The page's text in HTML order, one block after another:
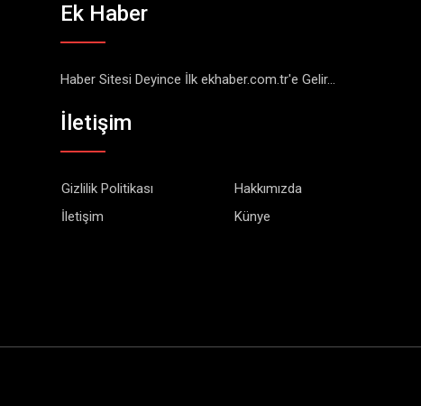
Ek Haber
Haber Sitesi Deyince İlk ekhaber.com.tr'e Gelir...
İletişim
Gizlilik Politikası
Hakkımızda
İletişim
Künye